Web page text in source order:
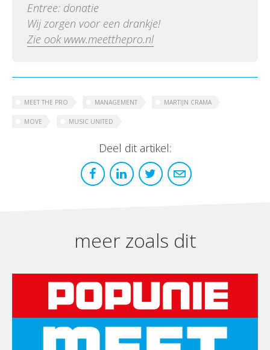
Entree: donatie
Wij zorgen voor een drankje!
Zie ook www.meetthepro.nl
MEET THE PRO MANAGEMENT MARTIJN CRAMA
MOVE MUSIC UNITED
Deel dit artikel:
meer zoals dit